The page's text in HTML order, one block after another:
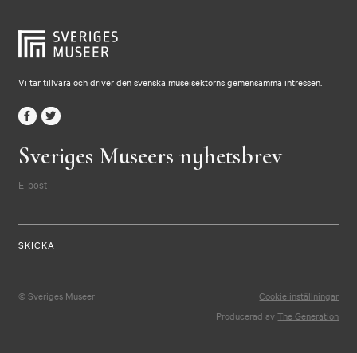
Vi tar tillvara och driver den svenska museisektorns gemensamma intressen.
Sveriges Museers nyhetsbrev
E-post
© Sveriges Museer
Cookie inställningar
Producerad avThe Generation